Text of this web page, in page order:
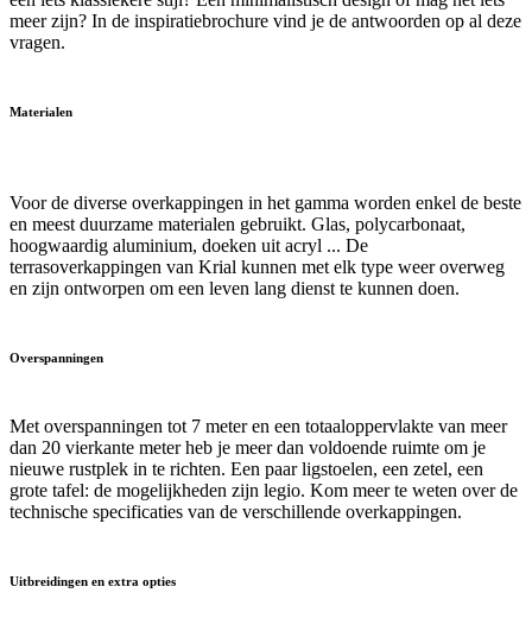
meer zijn? In de inspiratiebrochure vind je de antwoorden op al deze
vragen.
Materialen
Voor de diverse overkappingen in het gamma worden enkel de beste
en meest duurzame materialen gebruikt. Glas, polycarbonaat,
hoogwaardig aluminium, doeken uit acryl ... De
terrasoverkappingen van Krial kunnen met elk type weer overweg
en zijn ontworpen om een leven lang dienst te kunnen doen.
Overspanningen
Met overspanningen tot 7 meter en een totaaloppervlakte van meer
dan 20 vierkante meter heb je meer dan voldoende ruimte om je
nieuwe rustplek in te richten. Een paar ligstoelen, een zetel, een
grote tafel: de mogelijkheden zijn legio. Kom meer te weten over de
technische specificaties van de verschillende overkappingen.
Uitbreidingen en extra opties